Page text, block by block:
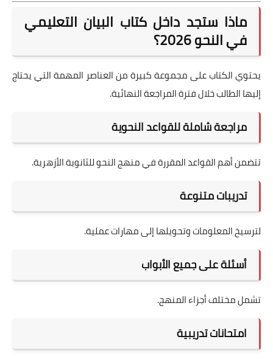
ماذا ستجد داخل كتاب البيان التعليمي
في النحو 2026؟
يحتوي الكتاب على مجموعة كبيرة من العناصر المهمة التي يحتاج
إليها الطالب خلال فترة المراجعة النهائية.
مراجعة شاملة للقواعد النحوية
تتضمن أهم القواعد المقررة في منهج النحو للثانوية الأزهرية.
تدريبات متنوعة
لترسيخ المعلومات وتحويلها إلى مهارات عملية.
أسئلة على جميع الأبواب
تشمل مختلف أجزاء المنهج.
امتحانات تدريبية